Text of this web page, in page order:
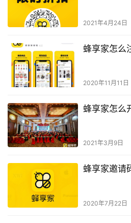
2021年4月24日
蜂享家怎么
2020年11月11日
蜂享家怎么
2021年3月9日
蜂享家邀请
2020年7月22日